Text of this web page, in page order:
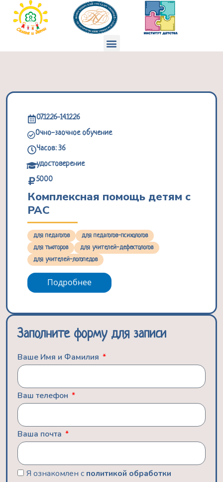
Перейти
содержимому
Меню
07.12.26-14.12.26
Очно-заочное обучение
Часов: 36
удостоверение
5000
Комплексная помощь детям с
РАС
для педагогов
для педагогов-психологов
для тьюторов
для учителей-дефектологов
для учителей-логопедов
Подробнее
Заполните форму для записи
Ваше Имя и Фамилия
Ваш телефон
Ваша почта
Я ознакомлен с политикой обработки